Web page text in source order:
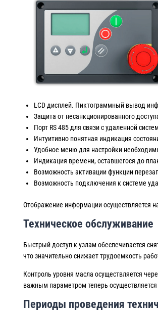
LCD дисплей. Пиктограммный вывод
Защита от несанкционированного
Порт RS 485 для связи с удаленной
Интуитивно понятная индикация
Удобное меню для настройки
Индикация времени, оставшегося до
Возможность активации функции
Возможность подключения к системе
Отображение информации осуществляется
Техническое обслуживание
Быстрый доступ к узлам обеспечивается
что значительно снижает трудоемкость
Контроль уровня масла осуществляется
важным параметром теперь
Периоды проведения